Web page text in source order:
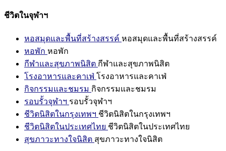
ชีวิตในจุฬาฯ
หอสมุดและพื้นที่สร้างสรรค์ หอสมุดและพื้นที่สร้างสรรค์
หอพัก หอพัก
กีฬาและสุขภาพนิสิต กีฬาและสุขภาพนิสิต
โรงอาหารและคาเฟ่ โรงอาหารและคาเฟ่
กิจกรรมและชมรม กิจกรรมและชมรม
รอบรั้วจุฬาฯ รอบรั้วจุฬาฯ
ชีวิตนิสิตในกรุงเทพฯ ชีวิตนิสิตในกรุงเทพฯ
ชีวิตนิสิตในประเทศไทย ชีวิตนิสิตในประเทศไทย
สุขภาวะทางใจนิสิต สุขภาวะทางใจนิสิต